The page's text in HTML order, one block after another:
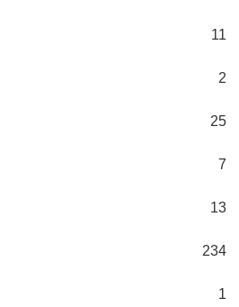
11
2
25
7
13
234
1